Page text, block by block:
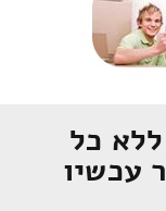
כל
עכשיו